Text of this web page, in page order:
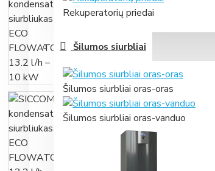
Rekuperatorių priedai
Šilumos siurbliai
Šilumos siurbliai oras-oras
Šilumos siurbliai oras-vanduo